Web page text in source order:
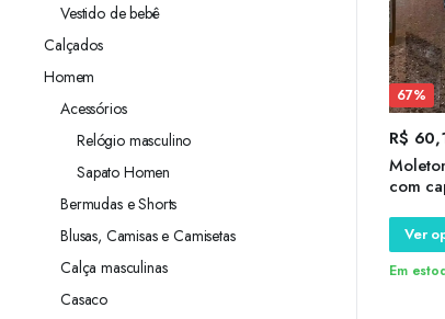
67%
R$
com
inverno
Ver
Em
Vestido de bebê
Calçados
Homem
Acessórios
Relógio masculino
Sapato Homen
Bermudas e Shorts
Blusas, Camisas e Camisetas
Calça masculinas
Casaco